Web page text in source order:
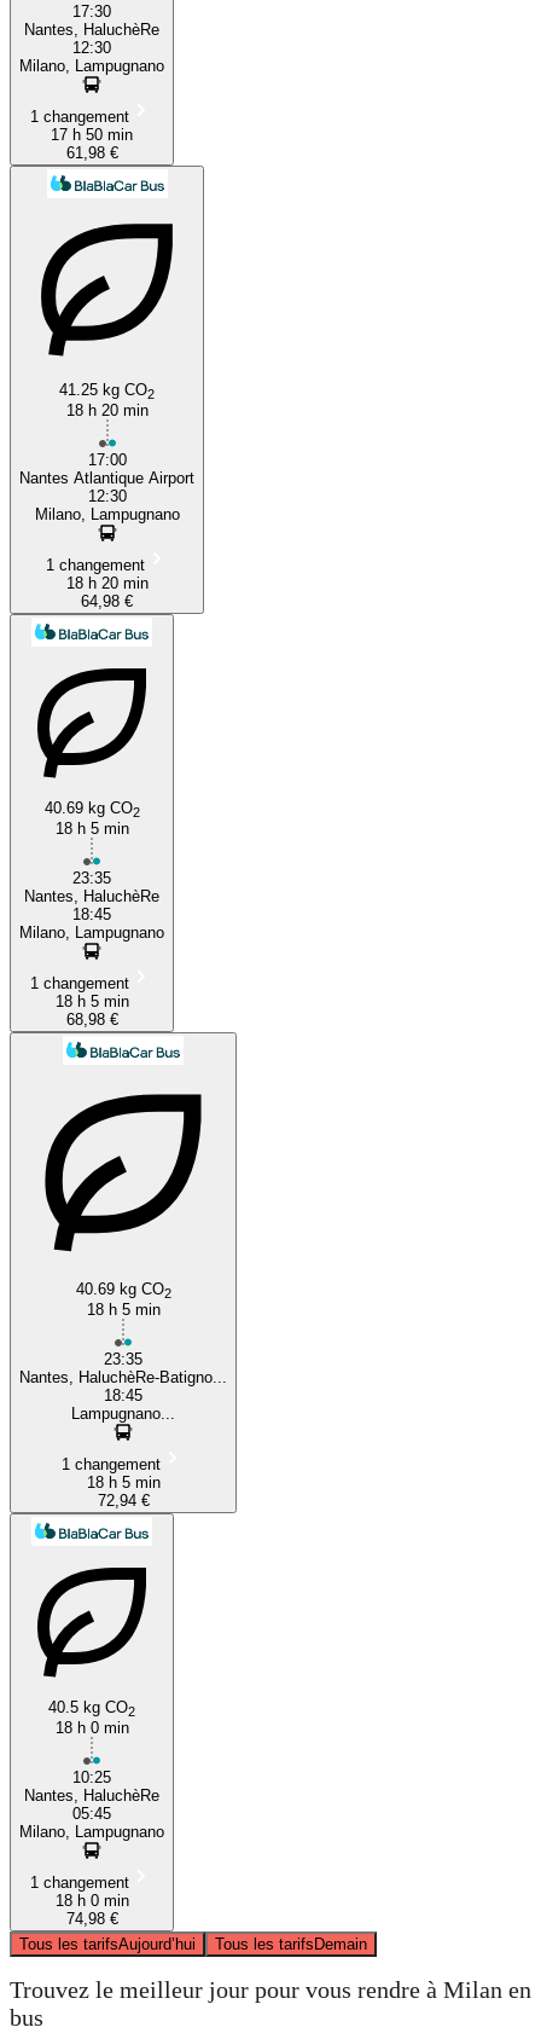
17:30
Nantes, HaluchèRe
12:30
Milano, Lampugnano
1 changement
17 h 50 min
61,98 €
41.25 kg CO2
18 h 20 min
17:00
Nantes Atlantique Airport
12:30
Milano, Lampugnano
1 changement
18 h 20 min
64,98 €
40.69 kg CO2
18 h 5 min
23:35
Nantes, HaluchèRe
18:45
Milano, Lampugnano
1 changement
18 h 5 min
68,98 €
40.69 kg CO2
18 h 5 min
23:35
Nantes, HaluchèRe-Batigno...
18:45
Lampugnano...
1 changement
18 h 5 min
72,94 €
40.5 kg CO2
18 h 0 min
10:25
Nantes, HaluchèRe
05:45
Milano, Lampugnano
1 changement
18 h 0 min
74,98 €
Tous les tarifsAujourd’hui Tous les tarifsDemain
Trouvez le meilleur jour pour vous rendre à Milan en
bus